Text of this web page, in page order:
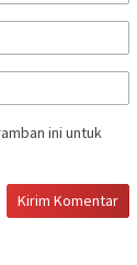
ini untuk